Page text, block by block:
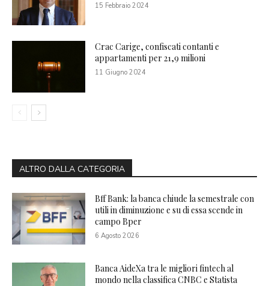
15 Febbraio 2024
Crac Carige, confiscati contanti e
appartamenti per 21,9 milioni
11 Giugno 2024
ALTRO DALLA CATEGORIA
Bff Bank: la banca chiude la semestrale con
utili in diminuzione e su di essa scende in
campo Bper
6 Agosto 2026
Banca AideXa tra le migliori fintech al
mondo nella classifica CNBC e Statista